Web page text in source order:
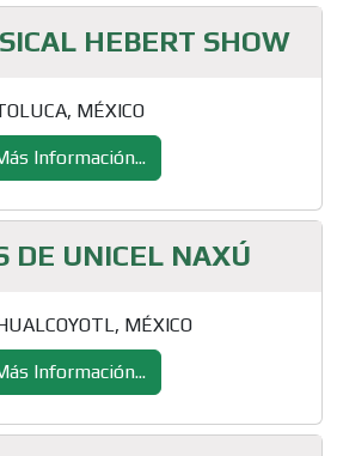
HEBERT SHOW
MÉXICO
Información...
DE UNICEL NAXÚ
MÉXICO
Información...